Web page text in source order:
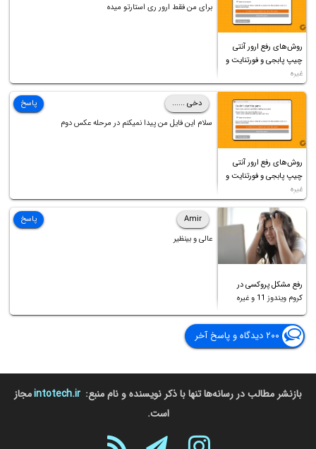
روش‌های رفع ارور آنتی
چیپ پابجی و فورتنایت و
غیره
برای من فقط ارور ری استارتو میده
روش‌های رفع ارور آنتی
چیپ پابجی و فورتنایت و
غیره
دخی ......
سلام این فایل من پیدا نمیکنم در مرحله عکس دوم
پاسخ
رفع مشکل پروکسی در
کروم ویندوز 11 و غیره
Amir
عالی و بینظیر
پاسخ
۲۰۰ دیدگاه و پاسخ آخر
بازنشر مطالب در رسانه‌ها تنها با ذکر نویسنده و نام منبع: intotech.irمجاز
است.